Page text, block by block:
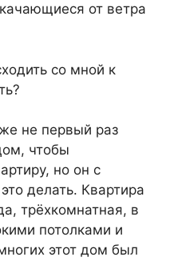
от ветра
со мной к
не первый раз
чтобы
но он с
делать. Квартира
трёхкомнатная, в
потолками и
этот дом был